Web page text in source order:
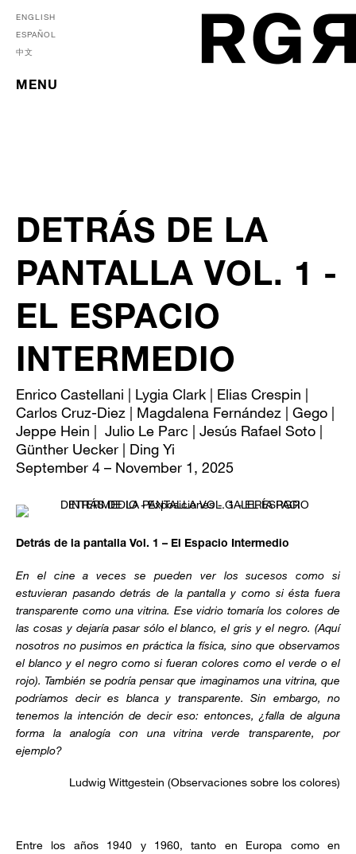
ENGLISH
ESPAÑOL
中文
MENU
DETRÁS DE LA
PANTALLA VOL. 1 -
EL ESPACIO
INTERMEDIO
Enrico Castellani | Lygia Clark | Elias Crespin |
Carlos Cruz-Diez | Magdalena Fernández | Gego |
Jeppe Hein | Julio Le Parc | Jesús Rafael Soto |
Günther Uecker | Ding Yi
September 4 – November 1, 2025
Detrás de la pantalla Vol. 1 – El Espacio Intermedio
En el cine a veces se pueden ver los sucesos como si
estuvieran pasando detrás de la pantalla y como si ésta fuera
transparente como una vitrina. Ese vidrio tomaría los colores de
las cosas y dejaría pasar sólo el blanco, el gris y el negro. (Aquí
nosotros no pusimos en práctica la física, sino que observamos
el blanco y el negro como si fueran colores como el verde o el
rojo). También se podría pensar que imaginamos una vitrina, que
podríamos decir es blanca y transparente. Sin embargo, no
tenemos la intención de decir eso: entonces, ¿falla de alguna
forma la analogía con una vitrina verde transparente, por
ejemplo?
Ludwig Wittgestein (Observaciones sobre los colores)
Entre los años 1940 y 1960, tanto en Europa como en